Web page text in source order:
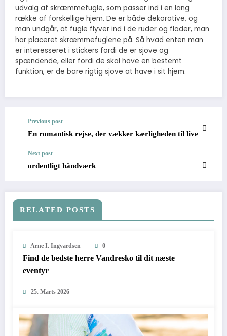
udvalg af skræmmefugle, som passer ind i en lang
række af forskellige hjem. De er både dekorative, og
man undgår, at fugle flyver ind i de ruder og flader, man
har placeret skræmmefuglene på. Så hvad enten man
er interesseret i stickers fordi de er sjove og
spændende, eller fordi de skal have en bestemt
funktion, er de bare rigtig sjove at have i sit hjem.
Previous post
En romantisk rejse, der vækker kærligheden til live
Next post
ordentligt håndværk
RELATED POSTS
Arne I. Ingvardsen 0
Find de bedste herre Vandresko til dit næste
eventyr
25. Marts 2026